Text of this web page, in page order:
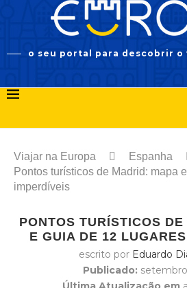
o seu portal para descobrir
Viajar na Europa Espanha
Pontos turísticos de Madrid: mapa
imperdíveis
PONTOS TURÍSTICOS
E GUIA DE 12
escrito por Eduardo
Publicado: